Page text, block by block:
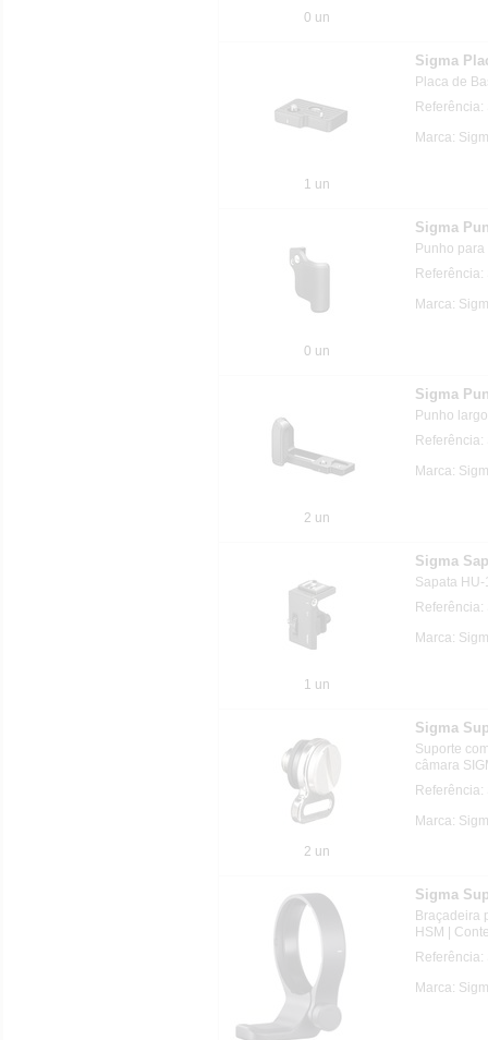
0 un
1 un
Sigma
Placa de
Referência:
Marca:
0 un
Sigma
Punho para
Referência:
Marca:
2 un
Sigma
Punho
Referência:
Marca:
1 un
Sigma
Sapata HU-
Marca:
2 un
Sigma
Suporte
câmara
Referência:
Marca:
Sigma
Braçadeira
HSM |
Referência:
Marca: